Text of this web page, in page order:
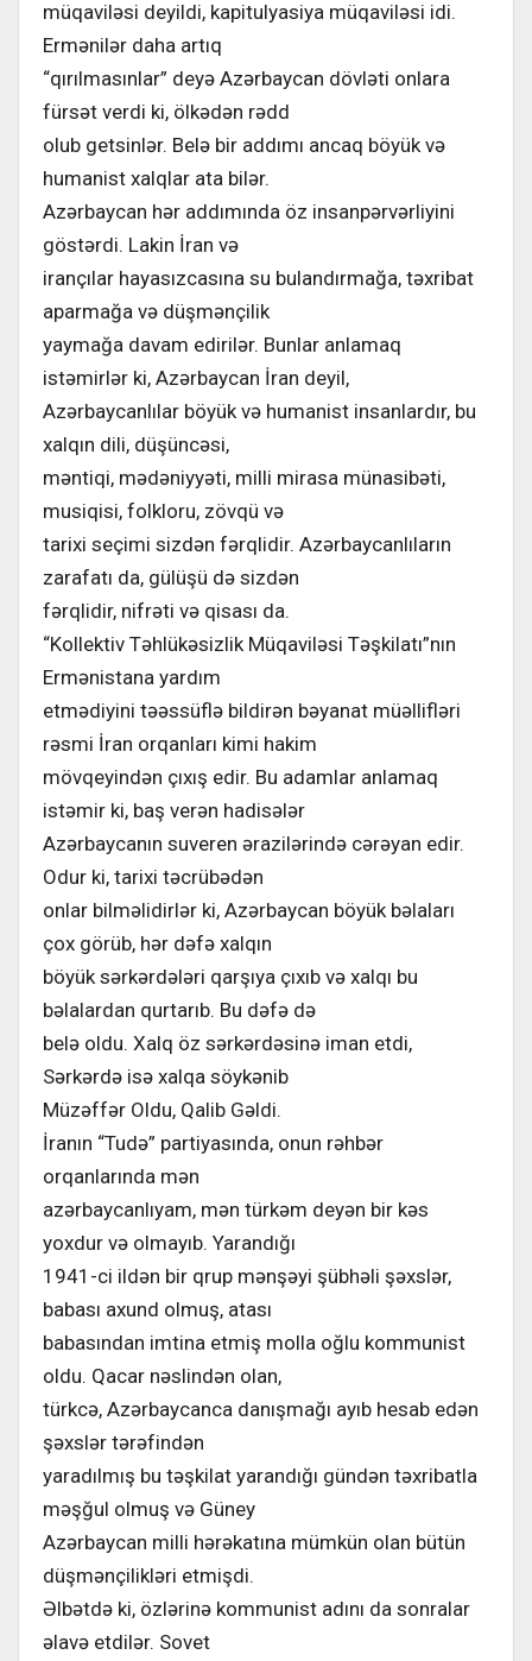
müqaviləsi deyildi, kapitulyasiya müqaviləsi idi.
Ermənilər daha artıq
“qırılmasınlar” deyə Azərbaycan dövləti onlara
fürsət verdi ki, ölkədən rədd
olub getsinlər. Belə bir addımı ancaq böyük və
humanist xalqlar ata bilər.
Azərbaycan hər addımında öz insanpərvərliyini
göstərdi. Lakin İran və
irançılar hayasızcasına su bulandırmağa, təxribat
aparmağa və düşmənçilik
yaymağa davam edirilər. Bunlar anlamaq
istəmirlər ki, Azərbaycan İran deyil,
Azərbaycanlılar böyük və humanist insanlardır, bu
xalqın dili, düşüncəsi,
məntiqi, mədəniyyəti, milli mirasa münasibəti,
musiqisi, folkloru, zövqü və
tarixi seçimi sizdən fərqlidir. Azərbaycanlıların
zarafatı da, gülüşü də sizdən
fərqlidir, nifrəti və qisası da.
“Kollektiv Təhlükəsizlik Müqaviləsi Təşkilatı”nın
Ermənistana yardım
etmədiyini təəssüflə bildirən bəyanat müəllifləri
rəsmi İran orqanları kimi hakim
mövqeyindən çıxış edir. Bu adamlar anlamaq
istəmir ki, baş verən hadisələr
Azərbaycanın suveren ərazilərində cərəyan edir.
Odur ki, tarixi təcrübədən
onlar bilməlidirlər ki, Azərbaycan böyük bəlaları
çox görüb, hər dəfə xalqın
böyük sərkərdələri qarşıya çıxıb və xalqı bu
bəlalardan qurtarıb. Bu dəfə də
belə oldu. Xalq öz sərkərdəsinə iman etdi,
Sərkərdə isə xalqa söykənib
Müzəffər Oldu, Qalib Gəldi.
İranın “Tudə” partiyasında, onun rəhbər
orqanlarında mən
azərbaycanlıyam, mən türkəm deyən bir kəs
yoxdur və olmayıb. Yarandığı
1941-ci ildən bir qrup mənşəyi şübhəli şəxslər,
babası axund olmuş, atası
babasından imtina etmiş molla oğlu kommunist
oldu. Qacar nəslindən olan,
türkcə, Azərbaycanca danışmağı ayıb hesab edən
şəxslər tərəfindən
yaradılmış bu təşkilat yarandığı gündən təxribatla
məşğul olmuş və Güney
Azərbaycan milli hərəkatına mümkün olan bütün
düşmənçilikləri etmişdi.
Əlbətdə ki, özlərinə kommunist adını da sonralar
əlavə etdilər. Sovet